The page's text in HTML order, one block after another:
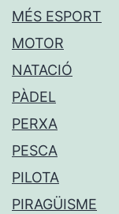
MÉS ESPORT
MOTOR
NATACIÓ
PÀDEL
PERXA
PESCA
PILOTA
PIRAGÜISME